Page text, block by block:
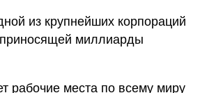
из крупнейших корпораций
миллиарды
рабочие места по всему миру